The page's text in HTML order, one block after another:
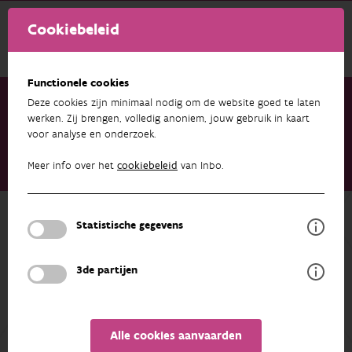
Cookiebeleid
Functionele cookies
Deze cookies zijn minimaal nodig om de website goed te laten
werken. Zij brengen, volledig anoniem, jouw gebruik in kaart
voor analyse en onderzoek.
Meer info over het cookiebeleid van Inbo.
Statistische gegevens
3de partijen
Alle cookies aanvaarden
Onderzoek & resultaten
Snelle inzet van (e)DNA en barcoding technieken bij screening
van (potentieel) invasieve exoten
Snelle inzet van (e)DNA en barcoding
technieken bij screening van